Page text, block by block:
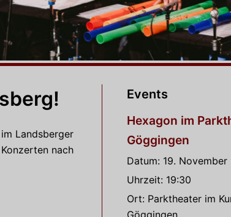
Landsberger
nach
Events
Hexagon im
Göggingen
Datum: 19. November
Uhrzeit: 19:30
Ort: Parktheater im
Göggingen